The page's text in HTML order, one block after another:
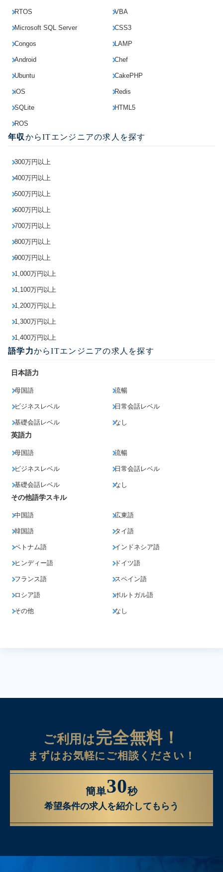
RTOS VBA
Microsoft SQL Server CSS3
Congos LAMP
Android Chef
Ubuntu CakePHP
iOS Redis
SQLite HTML5
ROS
年収からITエンジニアの求人を探す
300万円以上
400万円以上
500万円以上
600万円以上
700万円以上
800万円以上
900万円以上
1,000万円以上
1,100万円以上
1,200万円以上
1,300万円以上
1,400万円以上
語学力からITエンジニアの求人を探す
日本語力
母国語 流暢
ビジネスレベル 日常会話レベル
基礎会話レベル なし
英語力
母国語 流暢
ビジネスレベル 日常会話レベル
基礎会話レベル なし
その他語学スキル
中国語 広東語
韓国語 タイ語
ベトナム語 インドネシア語
ヒンディー語 ドイツ語
フランス語 スペイン語
ロシア語 ポルトガル語
その他 なし
ご利用は完全無料！
まずはお気軽にご相談ください！
簡単30秒
希望条件の求人を紹介してもらう